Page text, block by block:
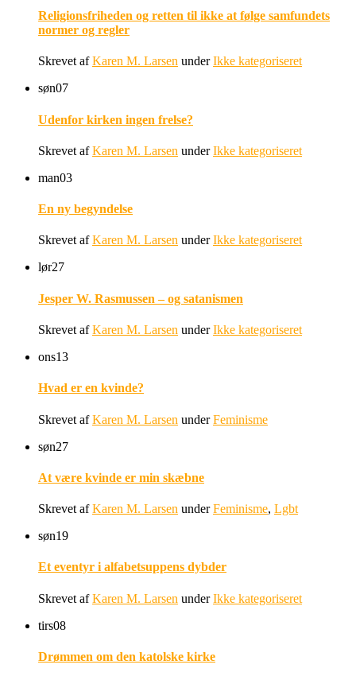
Religionsfriheden og retten til ikke at følge samfundets
normer og regler
Skrevet afKaren M. Larsen underIkke kategoriseret
søn07
Udenfor kirken ingen frelse?
Skrevet afKaren M. Larsen underIkke kategoriseret
man03
En ny begyndelse
Skrevet afKaren M. Larsen underIkke kategoriseret
lør27
Jesper W. Rasmussen – og satanismen
Skrevet afKaren M. Larsen underIkke kategoriseret
ons13
Hvad er en kvinde?
Skrevet afKaren M. Larsen underFeminisme
søn27
At være kvinde er min skæbne
Skrevet afKaren M. Larsen underFeminisme, Lgbt
søn19
Et eventyr i alfabetsuppens dybder
Skrevet afKaren M. Larsen underIkke kategoriseret
tirs08
Drømmen om den katolske kirke